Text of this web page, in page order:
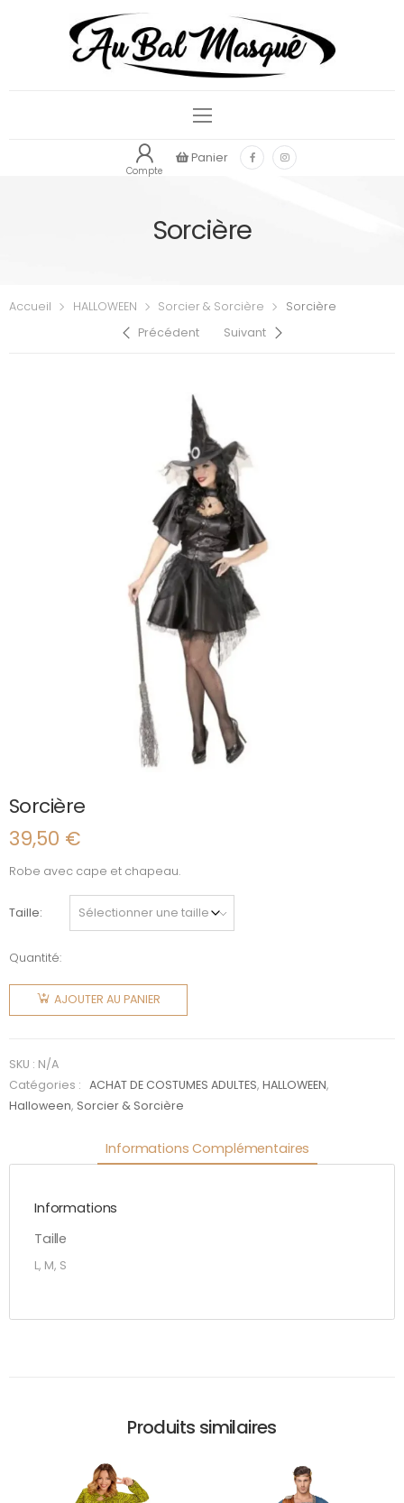
Compte
Panier
Sorcière
Accueil HALLOWEEN Sorcier & Sorcière
Sorcière
Précédent
Suivant
Sorcière
39,50 €
Robe avec cape et chapeau.
Taille
Quantité:
quantité
Sorcière
AJOUTER AU PANIER
SKU : N/A
Catégories :
ACHAT DE COSTUMES ADULTES,HALLOWEEN,
Halloween, Sorcier & Sorcière
Informations Complémentaires
Informations
Taille
L, M, S
Produits similaires